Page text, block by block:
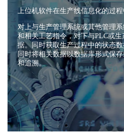
上位机软件在生产线信息化的过
对上与生产管理系统或其他管理
和相关工艺指令，对下与PLC或
据。同时获取生产过程中的状态
同时将相关数据以数据库形式保
和追溯。